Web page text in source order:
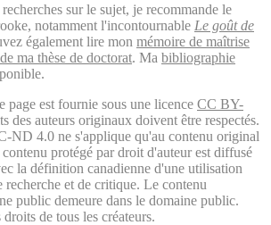
sur le sujet, je recommande le
notamment l'incontournable Le goût de
également lire mon mémoire de maîtrise
ma thèse de doctorat. Ma bibliographie
page est fournie sous une licence CC BY-
des auteurs originaux doivent être respectés.
ND 4.0 ne s'applique qu'au contenu original
protégé par droit d'auteur est diffusé
la définition canadienne d'une utilisation
recherche et de critique. Le contenu
public demeure dans le domaine public.
de tous les créateurs.